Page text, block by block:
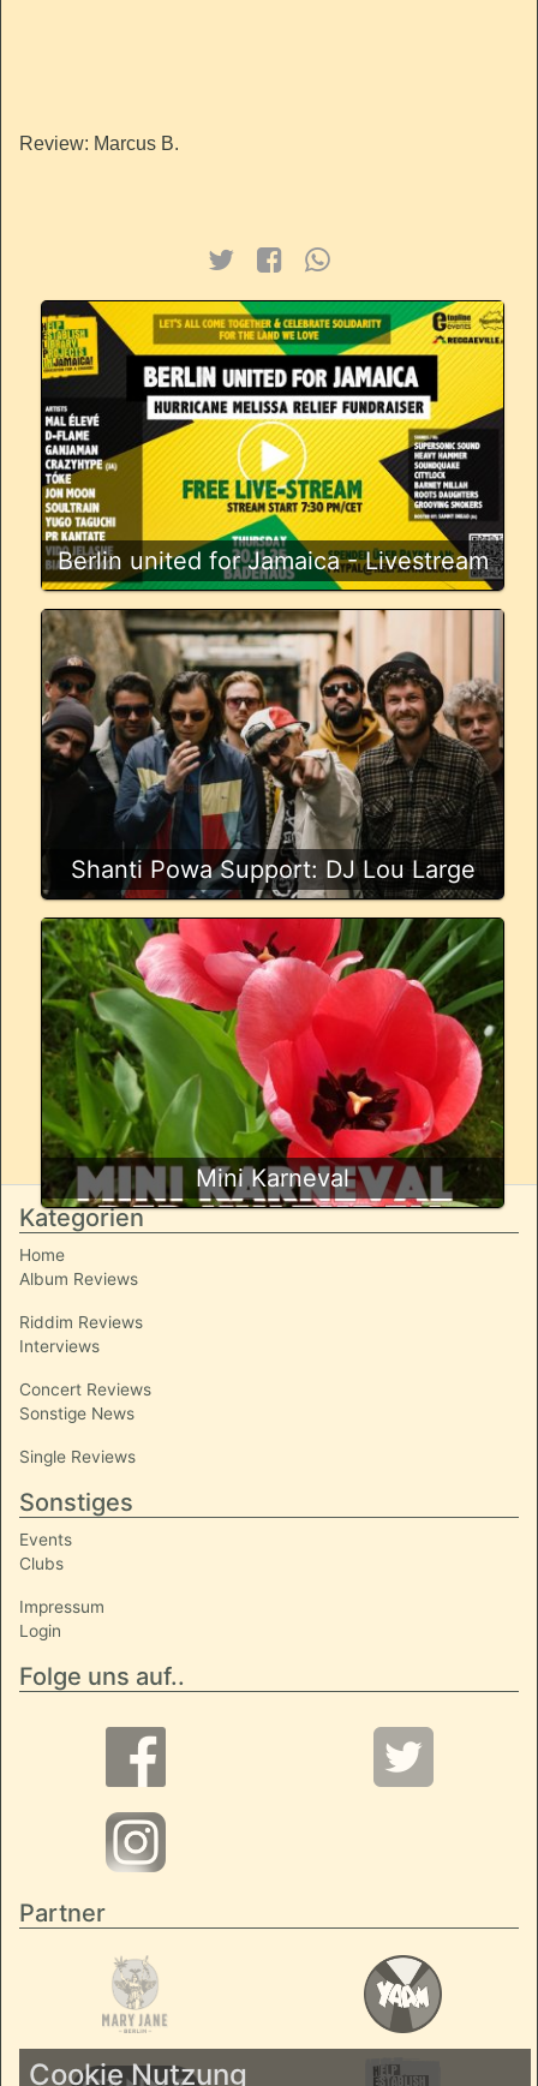
Review: Marcus B.
Berlin united for Jamaica - Livestream
Shanti Powa Support: DJ Lou Large
Mini Karneval
Kategorien
Home
Album Reviews
Riddim Reviews
Interviews
Concert Reviews
Sonstige News
Single Reviews
Sonstiges
Events
Clubs
Impressum
Login
Folge uns auf..
Partner
Cookie Nutzung